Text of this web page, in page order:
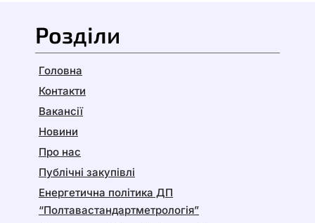
Розділи
Головна
Контакти
Вакансії
Новини
Про нас
Публічні закупівлі
Енергетична політика ДП
“Полтавастандартметрологія”